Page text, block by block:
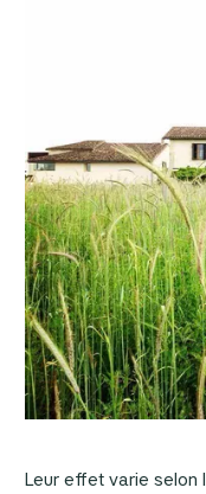
Leur effet varie selon